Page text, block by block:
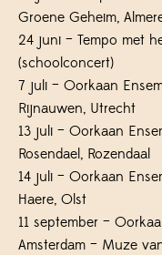
Groene Geheim,
24 juni – Tempo met
(schoolconcert)
7 juli – Oorkaan
Rijnauwen, Utrecht
13 juli – Oorkaan
Rosendael, Rozendaal
14 juli – Oorkaan
Haere, Olst
11 september –
Amsterdam – Muze